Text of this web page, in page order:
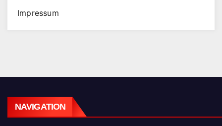
Impressum
NAVIGATION